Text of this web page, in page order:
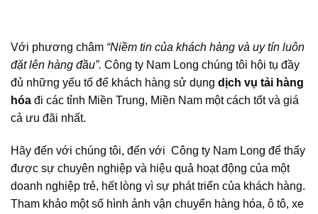
Với phương châm “Niềm tin của khách hàng và uy tín luôn
đặt lên hàng đầu”. Công ty Nam Long chúng tôi hội tụ đầy
đủ những yếu tố để khách hàng sử dụng dịch vụ tải hàng
hóa đi các tỉnh Miền Trung, Miền Nam một cách tốt và giá
cả ưu đãi nhất.
Hãy đến với chúng tôi, đến với Công ty Nam Long để thấy
được sự chuyên nghiệp và hiệu quả hoạt động của một
doanh nghiệp trẻ, hết lòng vì sự phát triển của khách hàng.
Tham khảo một số hình ảnh vận chuyển hàng hóa, ô tô, xe